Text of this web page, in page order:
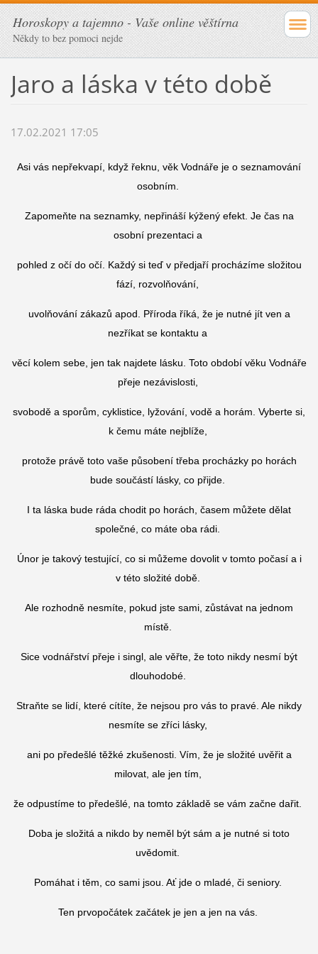
Horoskopy a tajemno - Vaše online věštírna
Někdy to bez pomoci nejde
Jaro a láska v této době
17.02.2021 17:05
Asi vás nepřekvapí, když řeknu, věk Vodnáře je o seznamování
osobním.
Zapomeňte na seznamky, nepřináší kýžený efekt. Je čas na
osobní prezentaci a
pohled z očí do očí. Každý si teď v předjaří procházíme složitou
fází, rozvolňování,
uvolňování zákazů apod. Příroda říká, že je nutné jít ven a
nezříkat se kontaktu a
věcí kolem sebe, jen tak najdete lásku. Toto období věku Vodnáře
přeje nezávislosti,
svobodě a sporům, cyklistice, lyžování, vodě a horám. Vyberte si,
k čemu máte nejblíže,
protože právě toto vaše působení třeba procházky po horách
bude součástí lásky, co přijde.
I ta láska bude ráda chodit po horách, časem můžete dělat
společné, co máte oba rádi.
Únor je takový testující, co si můžeme dovolit v tomto počasí a i
v této složité době.
Ale rozhodně nesmíte, pokud jste sami, zůstávat na jednom
místě.
Sice vodnářství přeje i singl, ale věřte, že toto nikdy nesmí být
dlouhodobé.
Straňte se lidí, které cítíte, že nejsou pro vás to pravé. Ale nikdy
nesmíte se zříci lásky,
ani po předešlé těžké zkušenosti. Vím, že je složité uvěřit a
milovat, ale jen tím,
že odpustíme to předešlé, na tomto základě se vám začne dařit.
Doba je složitá a nikdo by neměl být sám a je nutné si toto
uvědomit.
Pomáhat i těm, co sami jsou. Ať jde o mladé, či seniory.
Ten prvopočátek začátek je jen a jen na vás.